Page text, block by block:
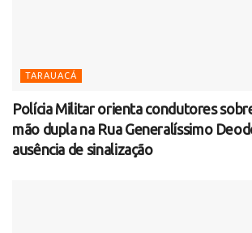
TARAUACÁ
Polícia Militar orienta condutores
mão dupla na Rua Generalíssimo
ausência de sinalização